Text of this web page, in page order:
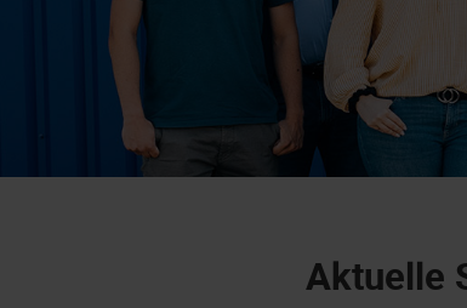
Aktuelle